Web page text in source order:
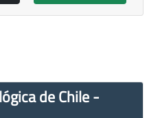
de Chile -